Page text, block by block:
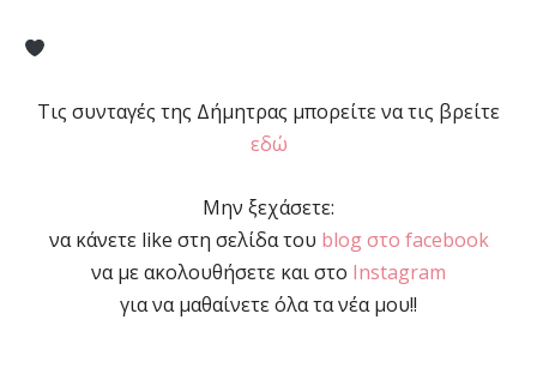
Τις συνταγές της Δήμητρας μπορείτε να τις βρείτε
εδώ
Μην ξεχάσετε:
να κάνετε like στη σελίδα του blog στο facebook
να με ακολουθήσετε και στο Instagram
για να μαθαίνετε όλα τα νέα μου!!